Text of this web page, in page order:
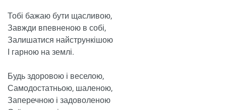
Тобі бажаю бути щасливою,
Завжди впевненою в собі,
Залишатися найстрункішою
І гарною на землі.
Будь здоровою і веселою,
Самодостатньою, шаленою,
Заперечною і задоволеною